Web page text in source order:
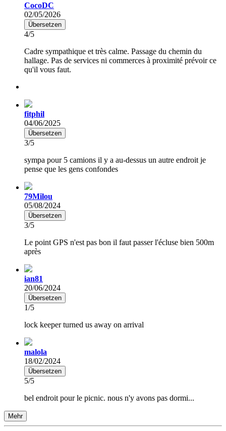
CocoDC
02/05/2026
Übersetzen
4/5
Cadre sympathique et très calme. Passage du chemin du
hallage. Pas de services ni commerces à proximité prévoir ce
qu'il vous faut.
fitphil
04/06/2025
Übersetzen
3/5
sympa pour 5 camions il y a au-dessus un autre endroit je
pense que les gens confondes
79Milou
05/08/2024
Übersetzen
3/5
Le point GPS n'est pas bon il faut passer l'écluse bien 500m
après
ian81
20/06/2024
Übersetzen
1/5
lock keeper turned us away on arrival
malola
18/02/2024
Übersetzen
5/5
bel endroit pour le picnic. nous n'y avons pas dormi...
Mehr